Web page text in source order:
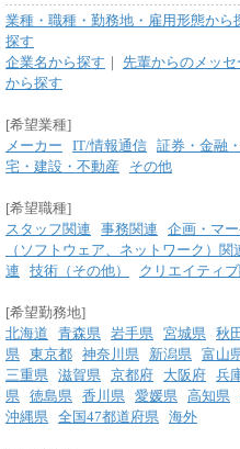
業種・職種・勤務地・雇用形態から
探す
企業名から探す ｜ 先輩からのメッ
から探す
[希望業種]
メーカー
IT/情報通信 証券・金融
宅・建設・不動産
その他
[希望職種]
スタッフ関連
事務関連 企画・マ
（ソフトウェア、ネットワーク）関
連
技術（その他） クリエイティ
[希望勤務地]
北海道
青森県 岩手県 宮城県 秋
県 東京都 神奈川県 新潟県 富山
三重県 滋賀県 京都府 大阪府 兵
県 徳島県 香川県 愛媛県 高知県
沖縄県 全国47都道府県 海外